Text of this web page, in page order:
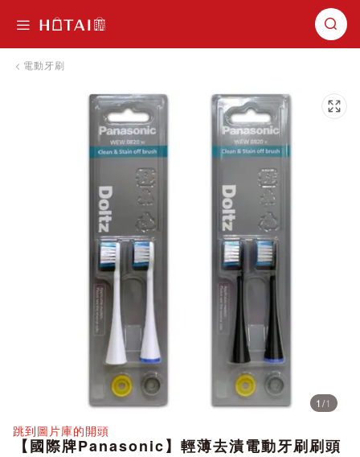
電動牙刷
跳到圖片庫的末尾
1 /1
跳到圖片庫的開頭
【國際牌Panasonic】輕薄去漬電動牙刷刷頭